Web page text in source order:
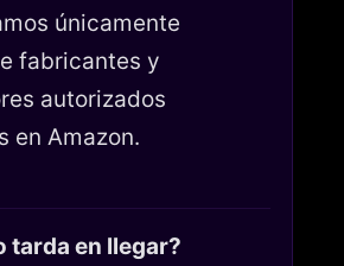
únicamente
fabricantes y
autorizados
en Amazon.
tarda en llegar?